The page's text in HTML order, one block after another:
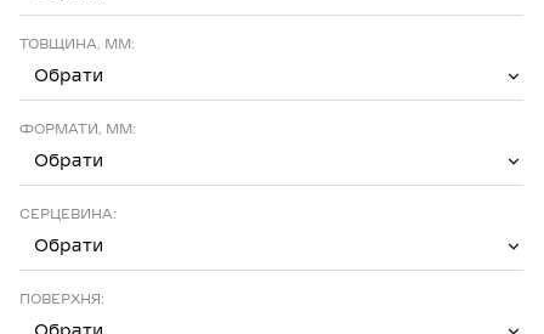
ТОВЩИНА, ММ:
Обрати
ФОРМАТИ, ММ:
Обрати
СЕРЦЕВИНА:
Обрати
ПОВЕРХНЯ: